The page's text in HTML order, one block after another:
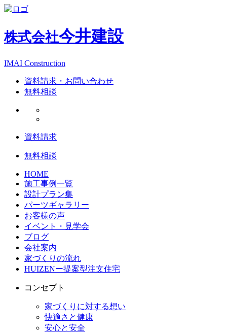
株式会社今井建設
IMAI Construction
資料請求・お問い合わせ
無料相談
資料請求
無料相談
HOME
施工事例一覧
設計プラン集
パーツギャラリー
お客様の声
イベント・見学会
ブログ
会社案内
家づくりの流れ
HUIZENー提案型注文住宅
コンセプト
家づくりに対する想い
快適さと健康
安心と安全